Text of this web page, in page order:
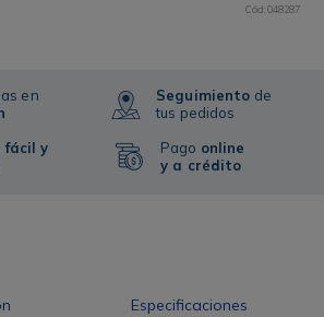
Cód:048287
en
fácil y
Seguimiento de
tus pedidos
Pago online
y a crédito
Especificaciones